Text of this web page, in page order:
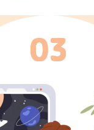
03